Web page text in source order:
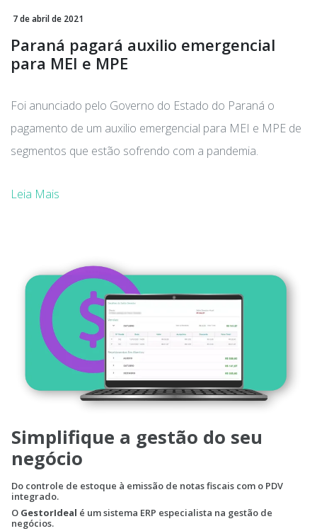
7 de abril de 2021
Paraná pagará auxilio emergencial
para MEI e MPE
Foi anunciado pelo Governo do Estado do Paraná o
pagamento de um auxilio emergencial para MEI e MPE de
segmentos que estão sofrendo com a pandemia.
Leia Mais
Simplifique a gestão do seu
negócio
Do controle de estoque à emissão de notas fiscais com o PDV
integrado.
O GestorIdeal é um sistema ERP especialista na gestão de
negócios.